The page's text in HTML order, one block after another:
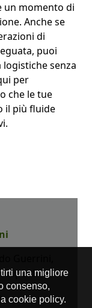
un momento di
Anche se
di
puoi
senza
per
che le tue
il più fluide
di